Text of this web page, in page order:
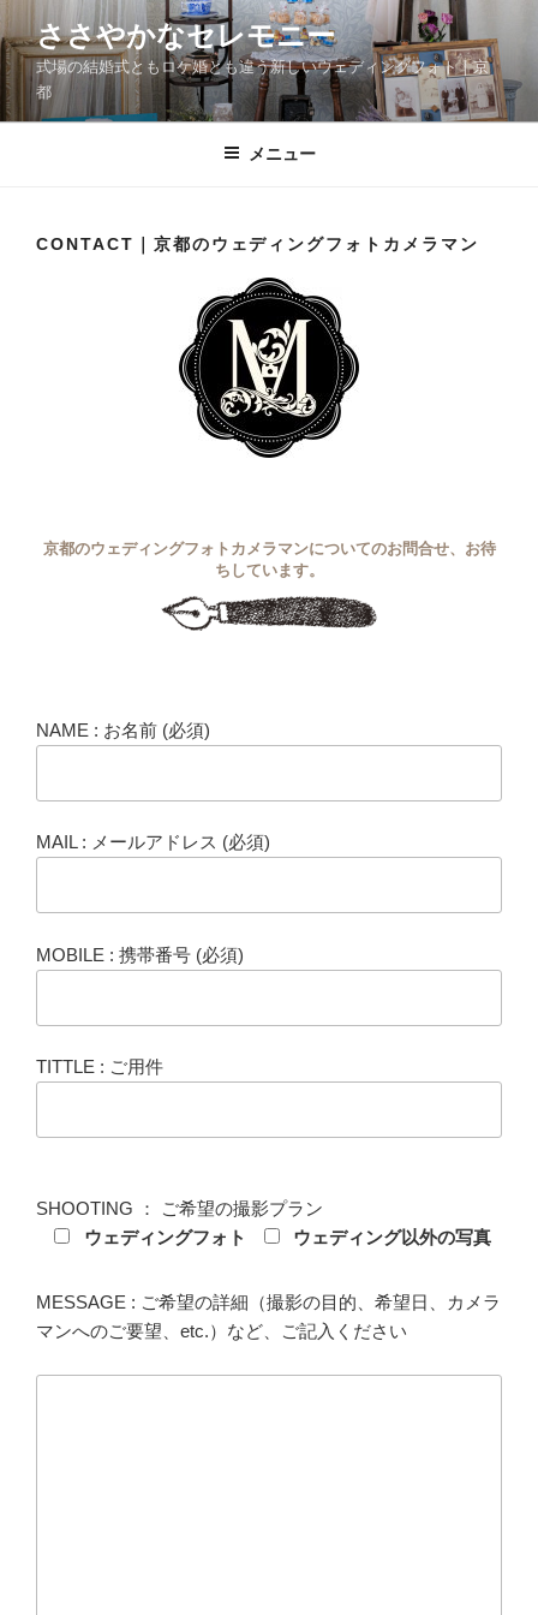
ン
テ
ン
ツ
ささやかなセレモニー
式場の結婚式ともロケ婚とも違う新しいウェディングフォト｜京
都
メニュー
CONTACT｜京都のウェディングフォトカメラマン
京都のウェディングフォトカメラマンについてのお問合せ、お待
ちしています。
NAME : お名前 (必須)
MAIL : メールアドレス (必須)
MOBILE : 携帯番号 (必須)
TITTLE : ご用件
SHOOTING ： ご希望の撮影プラン
ウェディングフォト
ウェディング以外の写真
MESSAGE : ご希望の詳細（撮影の目的、希望日、カメラ
マンへのご要望、etc.）など、ご記入ください